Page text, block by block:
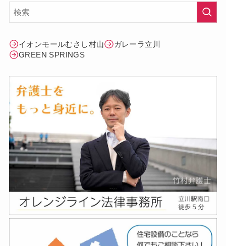
イオンモールむさし村山
ガレーラ立川
GREEN SPRINGS